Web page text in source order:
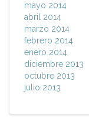
mayo 2014
abril 2014
marzo 2014
febrero 2014
enero 2014
diciembre 2013
octubre 2013
julio 2013